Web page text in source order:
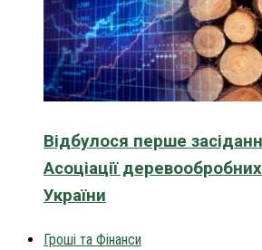
Відбулося перше
Асоціації
України
Гроші та Фінанси